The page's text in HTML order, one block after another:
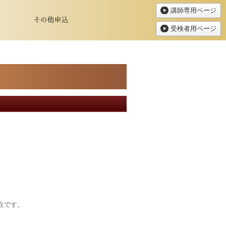
講師専用ページ
受検者用ページ
す。